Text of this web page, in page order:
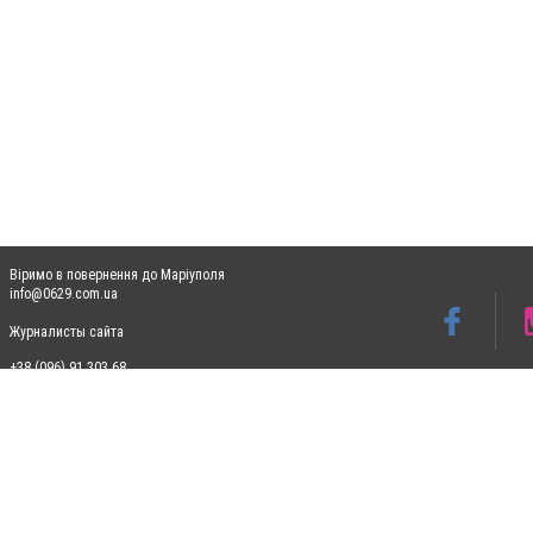
Віримо в повернення до Маріуполя
info@0629.com.ua
Журналисты сайта
+38 (096) 91 303 68